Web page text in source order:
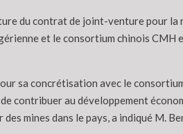
du contrat de joint-venture pour
et le consortium chinois CMH
sa concrétisation avec le
au développement
mines dans le pays, a indiqué M.